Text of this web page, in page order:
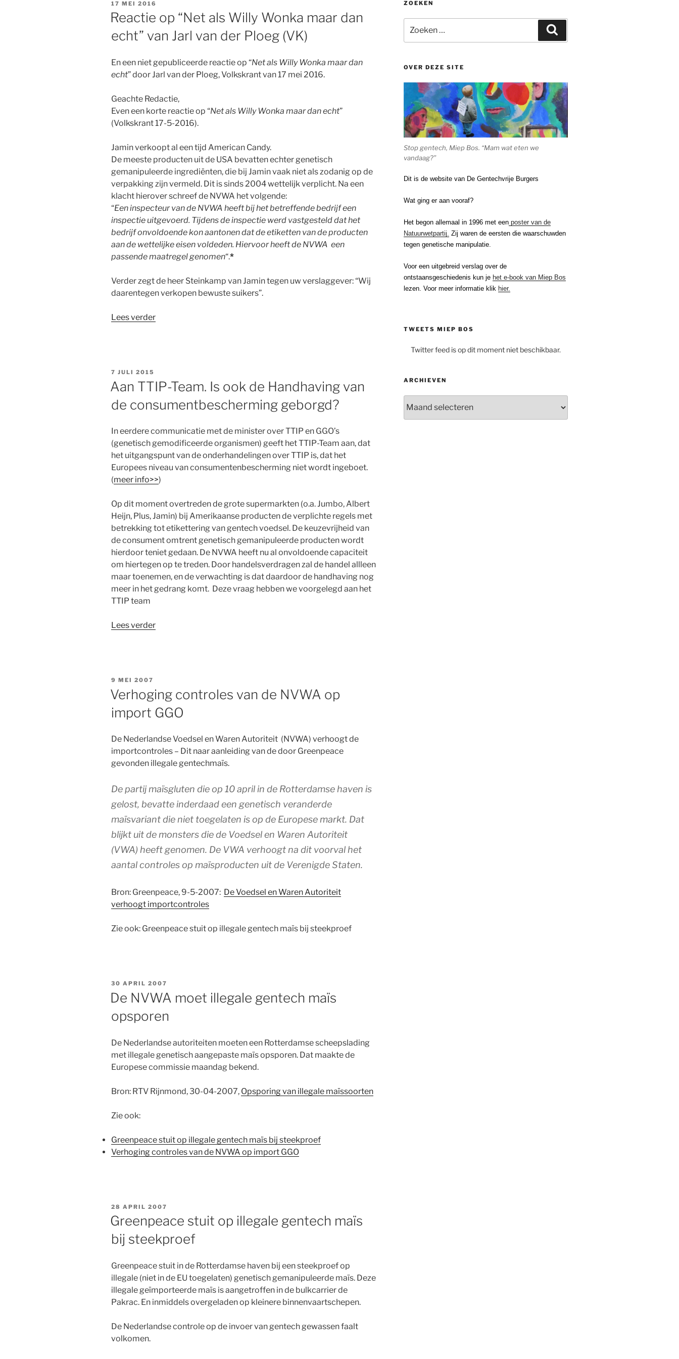
GEPLAATST
OP
17 MEI 2016
Reactie op “Net als Willy Wonka maar dan
echt” van Jarl van der Ploeg (VK)
En een niet gepubliceerde reactie op “Net als Willy Wonka maar dan
echt” door Jarl van der Ploeg, Volkskrant van 17 mei 2016.
Geachte Redactie,
Even een korte reactie op “Net als Willy Wonka maar dan echt”
(Volkskrant 17-5-2016).
Jamin verkoopt al een tijd American Candy.
De meeste producten uit de USA bevatten echter genetisch
gemanipuleerde ingrediënten, die bij Jamin vaak niet als zodanig op de
verpakking zijn vermeld. Dit is sinds 2004 wettelijk verplicht. Na een
klacht hierover schreef de NVWA het volgende:
“Een inspecteur van de NVWA heeft bij het betreffende bedrijf een
inspectie uitgevoerd. Tijdens de inspectie werd vastgesteld dat het
bedrijf onvoldoende kon aantonen dat de etiketten van de producten
aan de wettelijke eisen voldeden. Hiervoor heeft de NVWA een
passende maatregel genomen“.*
Verder zegt de heer Steinkamp van Jamin tegen uw verslaggever: “Wij
daarentegen verkopen bewuste suikers”.
Lees verder“Reactie
maar
dan
van
der
Ploeg
(VK)”
GEPLAATST
7 JULI 2015
Aan TTIP-Team. Is ook de Handhaving van
de consumentbescherming geborgd?
In eerdere communicatie met de minister over TTIP en GGO’s
(genetisch gemodificeerde organismen) geeft het TTIP-Team aan, dat
het uitgangspunt van de onderhandelingen over TTIP is, dat het
Europees niveau van consumentenbescherming niet wordt ingeboet.
(meer info>>)
Op dit moment overtreden de grote supermarkten (o.a. Jumbo, Albert
Heijn, Plus, Jamin) bij Amerikaanse producten de verplichte regels met
betrekking tot etikettering van gentech voedsel. De keuzevrijheid van
de consument omtrent genetisch gemanipuleerde producten wordt
hierdoor teniet gedaan. De NVWA heeft nu al onvoldoende capaciteit
om hiertegen op te treden. Door handelsverdragen zal de handel allleen
maar toenemen, en de verwachting is dat daardoor de handhaving nog
meer in het gedrang komt. Deze vraag hebben we voorgelegd aan het
TTIP team
Lees verder“Aan
Handhaving
van
consumentbescherming
geborgd?”
GEPLAATST
OP
9 MEI 2007
Verhoging controles van de NVWA op
import GGO
De Nederlandse Voedsel en Waren Autoriteit (NVWA) verhoogt de
importcontroles – Dit naar aanleiding van de door Greenpeace
gevonden illegale gentechmaïs.
De partij maïsgluten die op 10 april in de Rotterdamse haven is
gelost, bevatte inderdaad een genetisch veranderde
maïsvariant die niet toegelaten is op de Europese markt. Dat
blijkt uit de monsters die de Voedsel en Waren Autoriteit
(VWA) heeft genomen. De VWA verhoogt na dit voorval het
aantal controles op maïsproducten uit de Verenigde Staten.
Bron: Greenpeace, 9-5-2007: De Voedsel en Waren Autoriteit
verhoogt importcontroles
Zie ook: Greenpeace stuit op illegale gentech maïs bij steekproef
GEPLAATST
OP
30 APRIL 2007
De NVWA moet illegale gentech maïs
opsporen
De Nederlandse autoriteiten moeten een Rotterdamse scheepslading
met illegale genetisch aangepaste maïs opsporen. Dat maakte de
Europese commissie maandag bekend.
Bron: RTV Rijnmond, 30-04-2007, Opsporing van illegale maïssoorten
Zie ook:
Greenpeace stuit op illegale gentech maïs bij steekproef
Verhoging controles van de NVWA op import GGO
GEPLAATST
OP
28 APRIL 2007
Greenpeace stuit op illegale gentech maïs
bij steekproef
Greenpeace stuit in de Rotterdamse haven bij een steekproef op
illegale (niet in de EU toegelaten) genetisch gemanipuleerde maïs. Deze
illegale geïmporteerde maïs is aangetroffen in de bulkcarrier de
Pakrac. En inmiddels overgeladen op kleinere binnenvaartschepen.
De Nederlandse controle op de invoer van gentech gewassen faalt
volkomen.
ZOEKEN
naar:
OVER DEZE SITE
Stop gentech, Miep Bos. “Mam wat eten we
vandaag?”
Dit is de website van De Gentechvrije Burgers
Wat ging er aan vooraf?
Het begon allemaal in 1996 met eenposter van de
Natuurwetpartij. Zij waren de eersten die waarschuwden
tegen genetische manipulatie.
Voor een uitgebreid verslag over de
ontstaansgeschiedenis kun je het e-book van Miep Bos
lezen. Voor meer informatie klik hier.
TWEETS MIEP BOS
Twitter feed is op dit moment niet beschikbaar.
ARCHIEVEN